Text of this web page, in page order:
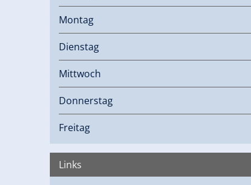
Montag
Dienstag
Mittwoch
Donnerstag
Freitag
Links